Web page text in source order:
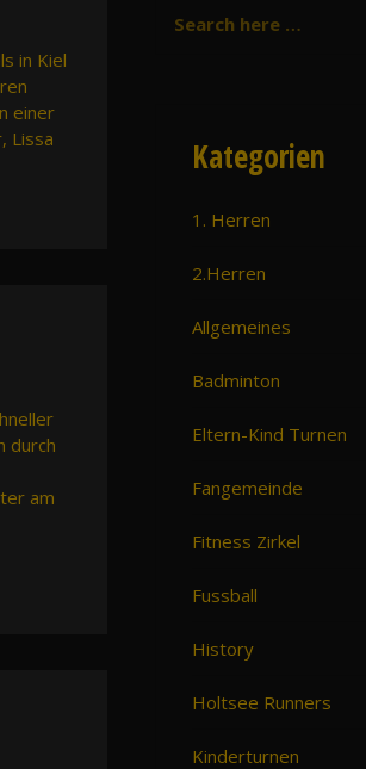
in Kiel
einer
Lissa
durch
am
Kategorien
1. Herren
2.Herren
Allgemeines
Badminton
Eltern-Kind Turnen
Fangemeinde
Fitness Zirkel
Fussball
History
Holtsee Runners
Kinderturnen